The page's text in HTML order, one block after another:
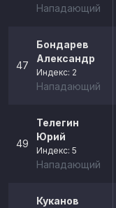
Нападающий
47
Бондарев
Александр
Индекс: 2
Нападающий
49
Телегин
Юрий
Индекс: 5
Нападающий
Куканов